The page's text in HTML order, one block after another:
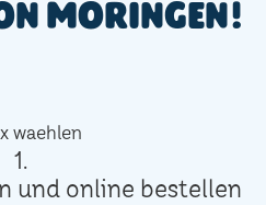
Moringen!
1.
und online bestellen